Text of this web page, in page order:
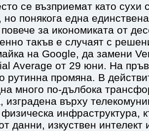
се възприемат като сухи
но понякога една
за икономиката от
такъв е случаят с
на Google, да замени
Average от 29 юни. На пръв
рутинна промяна. В
много по-дълбока
изградена върху
физическа инфраструктура,
данни, изкуствен интелект